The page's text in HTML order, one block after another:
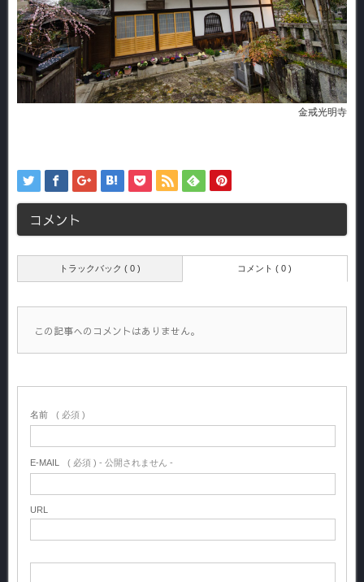
金戒光明寺
コメント
トラックバック ( 0 ) コメント ( 0 )
この記事へのコメントはありません。
名前 ( 必須 )
E-MAIL ( 必須 ) - 公開されません -
URL